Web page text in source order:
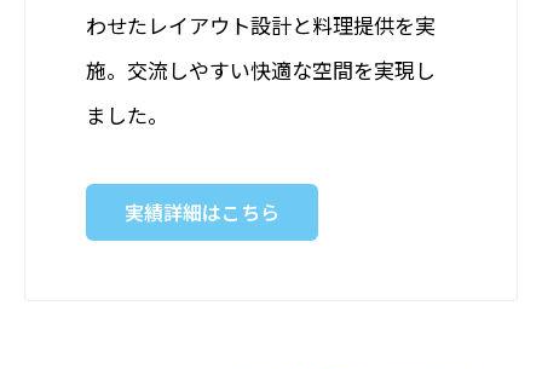
わせたレイアウト設計と料理提供を実
施。交流しやすい快適な空間を実現し
ました。
実績詳細はこちら